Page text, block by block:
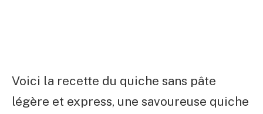
Voici la recette du quiche sans pâte
légère et express, une savoureuse quiche